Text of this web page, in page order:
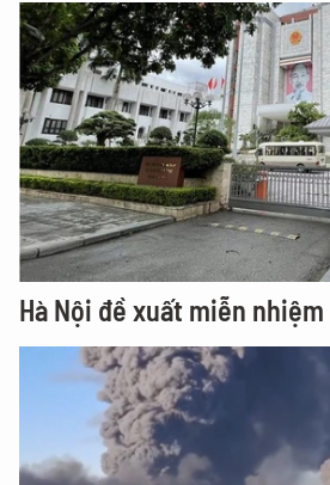
Hà Nội đề xuất miễn nhiệm